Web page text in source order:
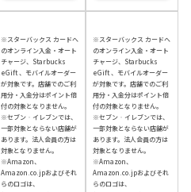
※スターバックス カードへ
のオンライン入金・オート
チャージ、Starbucks
eGift 、モバイルオーダー
が対象です。店舗でのご利
用分・入金分はポイント倍
付の対象となりません。
※セブン‐イレブンでは、
一部対象とならない店舗が
あります。法人会員の方は
対象となりません。
※Amazon、
Amazon.co.jpおよびそれ
らのロゴは、
※スターバックス カードへ
のオンライン入金・オート
チャージ、Starbucks
eGift 、モバイルオーダー
が対象です。店舗でのご利
用分・入金分はポイント倍
付の対象となりません。
※セブン‐イレブンでは、
一部対象とならない店舗が
あります。法人会員の方は
対象となりません。
※Amazon、
Amazon.co.jpおよびそれ
らのロゴは、